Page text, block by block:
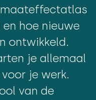
hoe nieuwe
ontwikkeld.
je allemaal
je werk.
van de